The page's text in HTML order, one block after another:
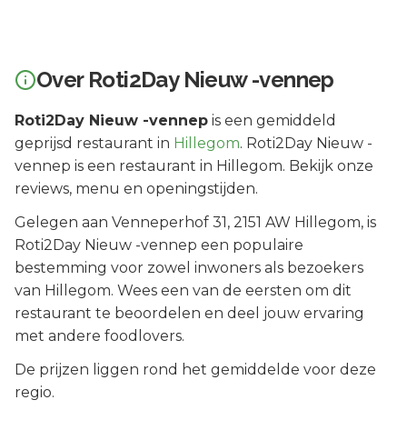
Over Roti2Day Nieuw -vennep
Roti2Day Nieuw -vennep is een gemiddeld
geprijsd restaurant in Hillegom. Roti2Day Nieuw -
vennep is een restaurant in Hillegom. Bekijk onze
reviews, menu en openingstijden.
Gelegen aan Venneperhof 31, 2151 AW Hillegom, is
Roti2Day Nieuw -vennep een populaire
bestemming voor zowel inwoners als bezoekers
van Hillegom. Wees een van de eersten om dit
restaurant te beoordelen en deel jouw ervaring
met andere foodlovers.
De prijzen liggen rond het gemiddelde voor deze
regio.